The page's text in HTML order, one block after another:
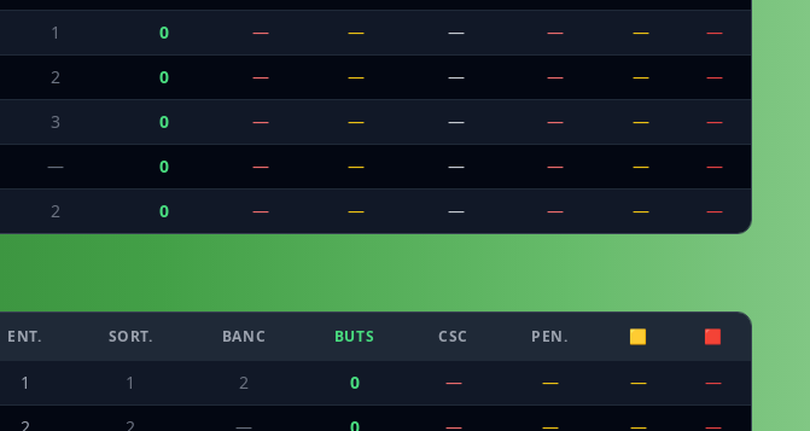
1 0 — — — — —
—
2 0 — — — — —
—
3 0 — — — — —
—
— 0 — — — — —
—
2 0 — — — — — —
ENT. SORT. BANC BUTS CSC PEN. 🟨 🟥
1 1 2 0 — — —
—